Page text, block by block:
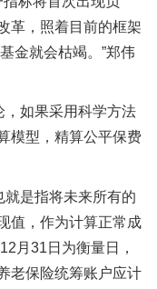
革，照着目前的框架
金就会枯竭。”郑伟
，如果采用科学方法
模型，精算公平保费
就是指将未来所有的
值，作为计算正常成
月31日为衡量日，
老保险统筹账户应计